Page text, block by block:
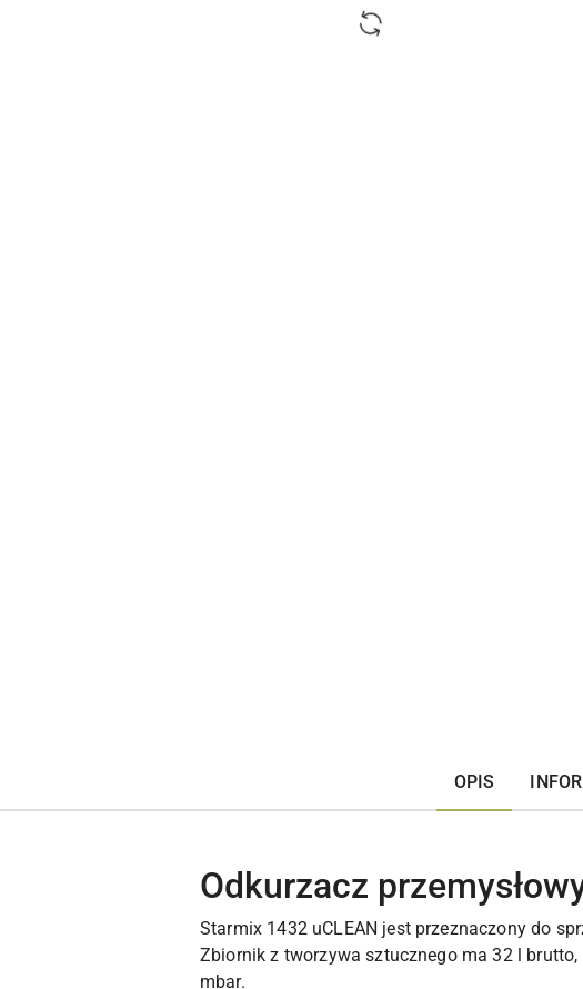
OPIS
Odkurzacz
Starmix 1432 uCLEAN jest przeznaczony do
Zbiornik z tworzywa sztucznego ma 32 l
mbar.